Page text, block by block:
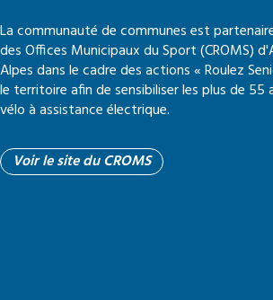
La communauté de communes est
des Offices Municipaux du Sport (CROMS) d'
Alpes dans le cadre des actions « Roulez
le territoire afin de sensibiliser les plus de 55
vélo à assistance électrique.
Voir le site du CROMS